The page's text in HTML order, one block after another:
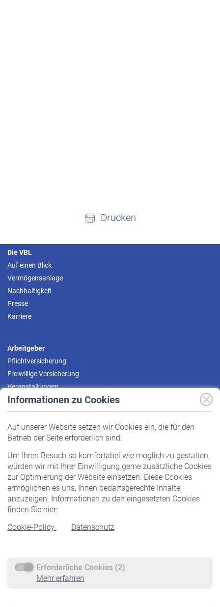
Informationen zu Cookies
Auf unserer Website setzen wir Cookies ein, die für den
Betrieb der Seite erforderlich sind.
Um Ihren Besuch so komfortabel wie möglich zu gestalten,
würden wir mit Ihrer Einwilligung gerne zusätzliche Cookies
zur Optimierung der Website einsetzen. Diese Cookies
ermöglichen es uns, Ihnen bedarfsgerechte Inhalte
anzuzeigen. Informationen zu den eingesetzten Cookies
finden Sie hier:
Cookie-Policy
Datenschutz
Erforderliche Cookies (2)
Mehr erfahren
Drucken
Die VBL
Auf einen Blick
Vermögensanlage
Nachhaltigkeit
Presse
Karriere
Arbeitgeber
Pflichtversicherung
Freiwillige Versicherung
Veranstaltungen
Pflichtversicherung
Staatliche Förderung
Veranstaltungen
Rentner
Rentenbeginn
Rente beantragen
Service
Informationen